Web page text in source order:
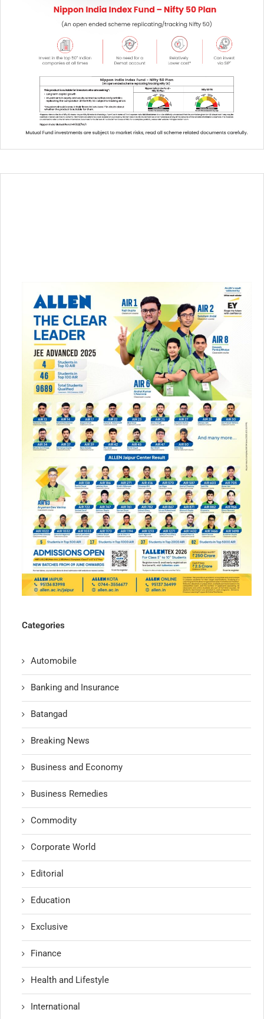
Categories
Automobile
Banking and Insurance
Batangad
Breaking News
Business and Economy
Business Remedies
Commodity
Corporate World
Editorial
Education
Exclusive
Finance
Health and Lifestyle
International